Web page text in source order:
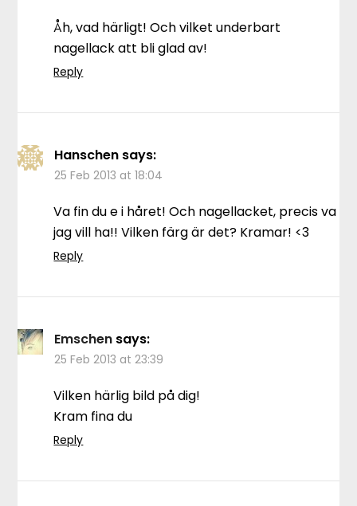
Åh, vad härligt! Och vilket underbart
nagellack att bli glad av!
Reply
Hanschen says:
25 Feb 2013 at 18:04
Va fin du e i håret! Och nagellacket, precis va
jag vill ha!! Vilken färg är det? Kramar! <3
Reply
Emschen says:
25 Feb 2013 at 23:39
Vilken härlig bild på dig!
Kram fina du
Reply